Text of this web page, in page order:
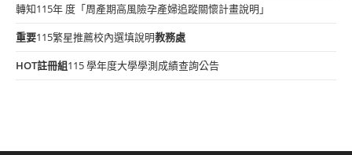
轉知115年 度「周產期高風險孕產婦追蹤關懷計畫說明」
重要115繁星推薦校內選填說明教務處
HOT註冊組115 學年度大學學測成績查詢公告